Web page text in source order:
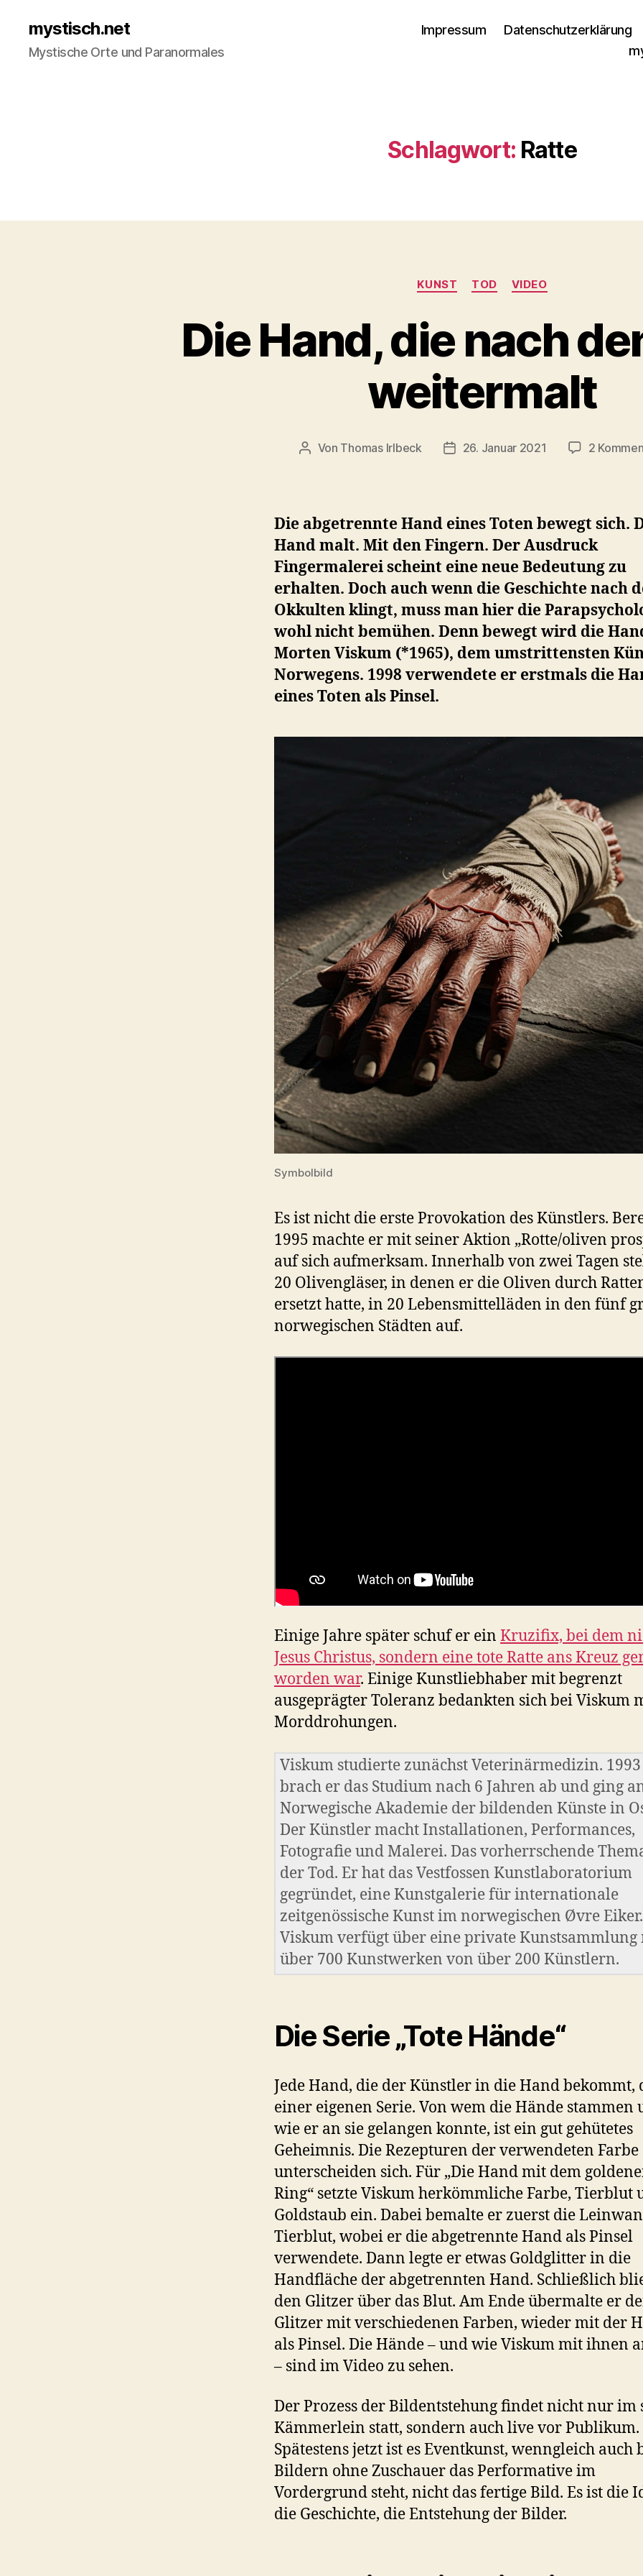
mystisch.net
Mystische Orte und Paranormales
Impressum Datenschutzerklärung
Schlagwort: Ratte
Kategorien
KUNST TOD VIDEO
Die Hand, die nach
weitermalt
Beitragsautor
Von Thomas Irlbeck Veröffentlichungsdatum
26. Januar 2021 2
Die abgetrennte Hand eines Toten bewegt sich.
Hand malt. Mit den Fingern. Der Ausdruck
Fingermalerei scheint eine neue Bedeutung zu
erhalten. Doch auch wenn die Geschichte nach
Okkulten klingt, muss man hier die
wohl nicht bemühen. Denn bewegt wird die
Morten Viskum (*1965), dem umstrittensten
Norwegens. 1998 verwendete er erstmals die
eines Toten als Pinsel.
Symbolbild
Es ist nicht die erste Provokation des Künstlers.
1995 machte er mit seiner Aktion „Rotte/oliven
auf sich aufmerksam. Innerhalb von zwei Tagen
20 Olivengläser, in denen er die Oliven durch
ersetzt hatte, in 20 Lebensmittelläden in den fünf
norwegischen Städten auf.
Einige Jahre später schuf er ein Kruzifix, bei dem
Jesus Christus, sondern eine tote Ratte ans Kreuz
worden war. Einige Kunstliebhaber mit begrenzt
ausgeprägter Toleranz bedankten sich bei Viskum
Morddrohungen.
Viskum studierte zunächst Veterinärmedizin. 1993
brach er das Studium nach 6 Jahren ab und ging
Norwegische Akademie der bildenden Künste in
Der Künstler macht Installationen, Performances,
Fotografie und Malerei. Das vorherrschende
der Tod. Er hat das Vestfossen Kunstlaboratorium
gegründet, eine Kunstgalerie für internationale
zeitgenössische Kunst im norwegischen Øvre Eiker.
Viskum verfügt über eine private Kunstsammlung
über 700 Kunstwerken von über 200 Künstlern.
Die Serie „Tote Hände“
Jede Hand, die der Künstler in die Hand bekommt,
einer eigenen Serie. Von wem die Hände stammen
wie er an sie gelangen konnte, ist ein gut gehütetes
Geheimnis. Die Rezepturen der verwendeten Farbe
unterscheiden sich. Für „Die Hand mit dem
Ring“ setzte Viskum herkömmliche Farbe, Tierblut
Goldstaub ein. Dabei bemalte er zuerst die
Tierblut, wobei er die abgetrennte Hand als Pinsel
verwendete. Dann legte er etwas Goldglitter in die
Handfläche der abgetrennten Hand. Schließlich
den Glitzer über das Blut. Am Ende übermalte er
Glitzer mit verschiedenen Farben, wieder mit der
als Pinsel. Die Hände – und wie Viskum mit ihnen
– sind im Video zu sehen.
Der Prozess der Bildentstehung findet nicht nur im
Kämmerlein statt, sondern auch live vor Publikum.
Spätestens jetzt ist es Eventkunst, wenngleich auch
Bildern ohne Zuschauer das Performative im
Vordergrund steht, nicht das fertige Bild. Es ist die
die Geschichte, die Entstehung der Bilder.